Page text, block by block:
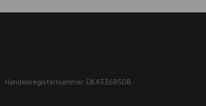
Handelsregisternummer: DK43368508